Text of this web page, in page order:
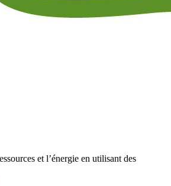
et l’énergie en utilisant des